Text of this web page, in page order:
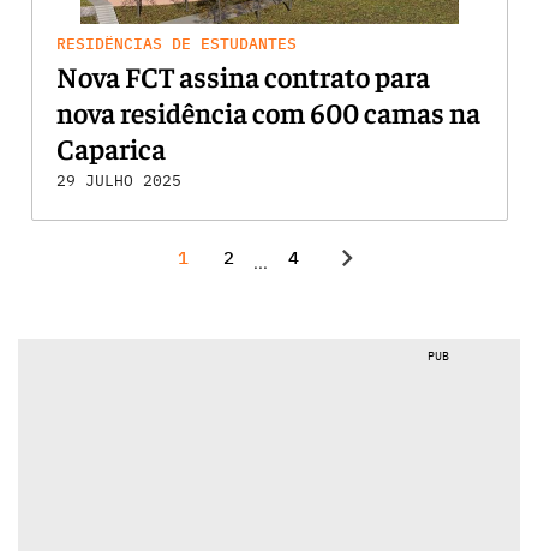
RESIDÊNCIAS DE ESTUDANTES
Nova FCT assina contrato para
nova residência com 600 camas na
Caparica
29 JULHO 2025
1 2 ... 4 chevron_right
PUB